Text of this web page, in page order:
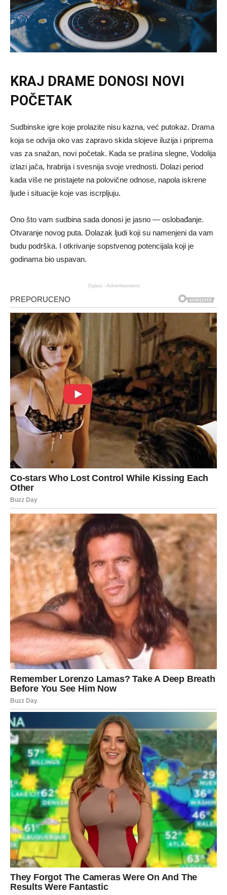
KRAJ DRAME DONOSI NOVI
POČETAK
Sudbinske igre koje prolazite nisu kazna, već putokaz. Drama
koja se odvija oko vas zapravo skida slojeve iluzija i priprema
vas za snažan, novi početak. Kada se prašina slegne, Vodolija
izlazi jača, hrabrija i svesnija svoje vrednosti. Dolazi period
kada više ne pristajete na polovične odnose, napola iskrene
ljude i situacije koje vas iscrpljuju.
Ono što vam sudbina sada donosi je jasno — oslobađanje.
Otvaranje novog puta. Dolazak ljudi koji su namenjeni da vam
budu podrška. I otkrivanje sopstvenog potencijala koji je
godinama bio uspavan.
Oglasi - Advertisement